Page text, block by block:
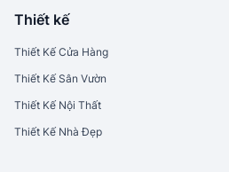
Thiết kế
Thiết Kế Cửa Hàng
Thiết Kế Sân Vườn
Thiết Kế Nội Thất
Thiết Kế Nhà Đẹp